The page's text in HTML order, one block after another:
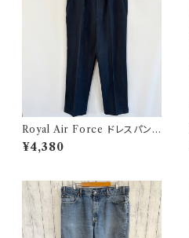
Royal Air Force ドレスパンツ
イギリス軍 スラックス ミリタリ
ーパンツ 8
¥4,380